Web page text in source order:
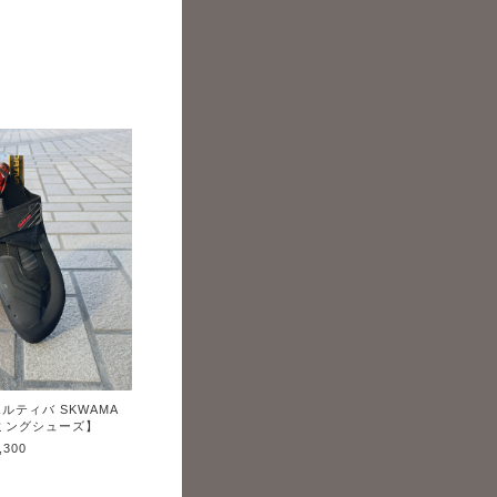
ティバ SKWAMA
グシューズ】